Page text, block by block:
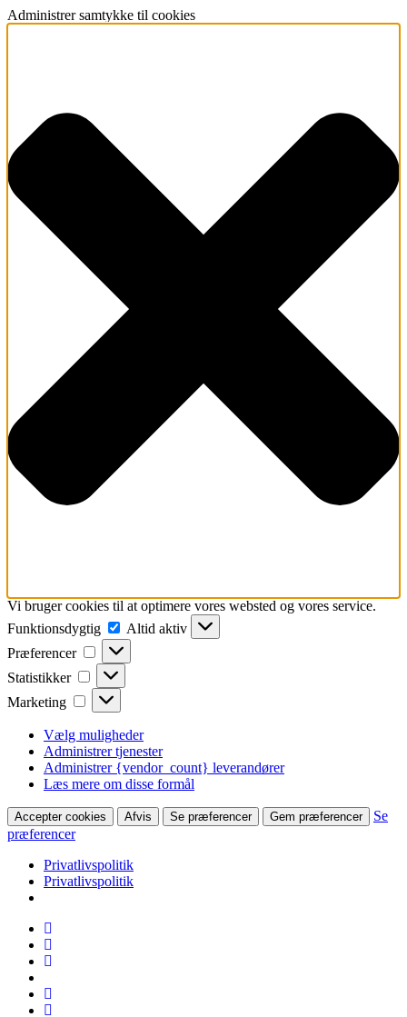
Administrer samtykke til cookies
Vi bruger cookies til at optimere vores websted og vores service.
Funktionsdygtig
Funktionsdygtig
Altid aktiv
Præferencer
Præferencer
Statistikker Statistikker
Marketing Marketing
Vælg muligheder
Administrer tjenester
Administrer {vendor_count} leverandører
Læs mere om disse formål
Accepter cookies Afvis Se præferencer Gem præferencer
Se
præferencer
Privatlivspolitik
Privatlivspolitik
Skip
main
content
facebook
linkedin
instagram
phone
email